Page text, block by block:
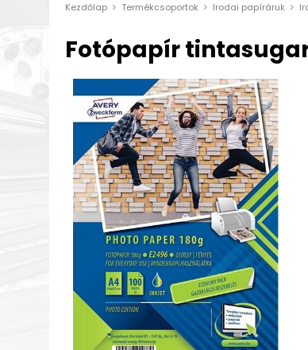
Kezdőlap Termékcsoportok Irodai papíráruk
Fotópapír